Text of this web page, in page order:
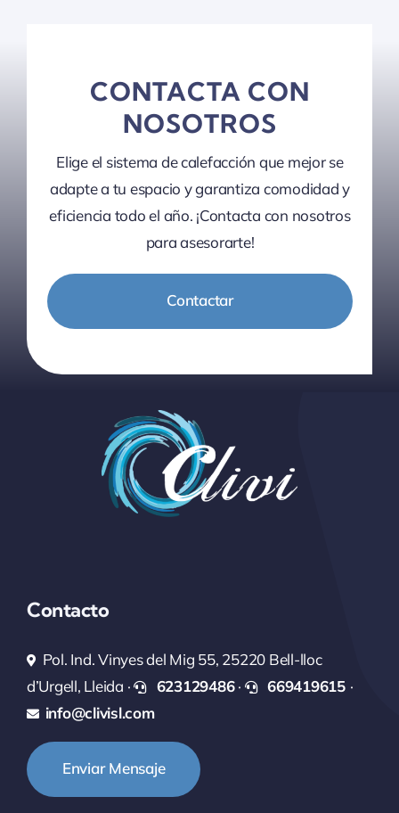
CONTACTA CON
NOSOTROS
Elige el sistema de calefacción que mejor se
adapte a tu espacio y garantiza comodidad y
eficiencia todo el año. ¡Contacta con nosotros
para asesorarte!
Contactar
Contacto
Pol. Ind. Vinyes del Mig 55, 25220 Bell-lloc
d’Urgell, Lleida ·
623129486· 669419615 ·
info@clivisl.com
Enviar Mensaje